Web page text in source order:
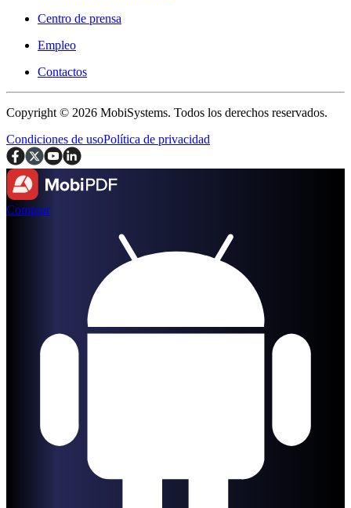
Centro de prensa
Empleo
Contactos
Copyright © 2026 MobiSystems. Todos los derechos reservados.
Condiciones de usoPolítica de privacidad
Comprar